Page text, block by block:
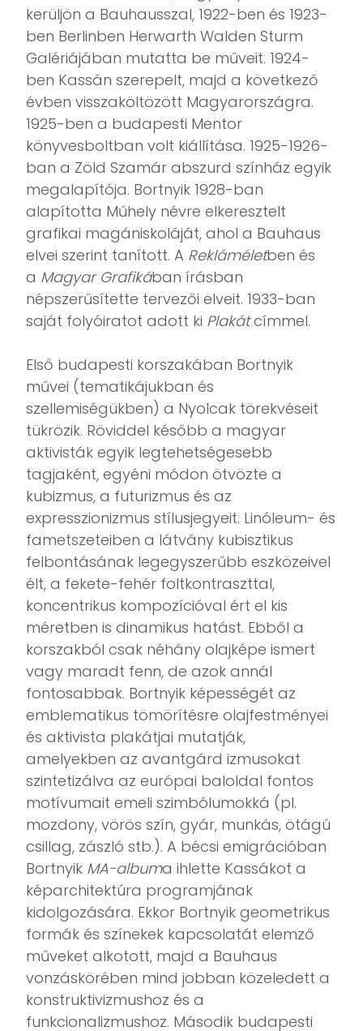
kerüljön a Bauhausszal, 1922-ben és 1923-
ben Berlinben Herwarth Walden Sturm
Galériájában mutatta be műveit. 1924-
ben Kassán szerepelt, majd a következő
évben visszaköltözött Magyarországra.
1925-ben a budapesti Mentor
könyvesboltban volt kiállítása. 1925-1926-
ban a Zöld Szamár abszurd színház egyik
megalapítója. Bortnyik 1928-ban
alapította Műhely névre elkeresztelt
grafikai magániskoláját, ahol a Bauhaus
elvei szerint tanított. A Rekláméletben és
a Magyar Grafikában írásban
népszerűsítette tervezői elveit. 1933-ban
saját folyóiratot adott ki Plakátcímmel.
Első budapesti korszakában Bortnyik
művei (tematikájukban és
szellemiségükben) a Nyolcak törekvéseit
tükrözik. Röviddel később a magyar
aktivisták egyik legtehetségesebb
tagjaként, egyéni módon ötvözte a
kubizmus, a futurizmus és az
expresszionizmus stílusjegyeit. Linóleum- és
fametszeteiben a látvány kubisztikus
felbontásának legegyszerűbb eszközeivel
élt, a fekete-fehér foltkontraszttal,
koncentrikus kompozícióval ért el kis
méretben is dinamikus hatást. Ebből a
korszakból csak néhány olajképe ismert
vagy maradt fenn, de azok annál
fontosabbak. Bortnyik képességét az
emblematikus tömörítésre olajfestményei
és aktivista plakátjai mutatják,
amelyekben az avantgárd izmusokat
szintetizálva az európai baloldal fontos
motívumait emeli szimbólumokká (pl.
mozdony, vörös szín, gyár, munkás, ötágú
csillag, zászló stb.). A bécsi emigrációban
Bortnyik MA-albuma ihlette Kassákot a
képarchitektúra programjának
kidolgozására. Ekkor Bortnyik geometrikus
formák és színekek kapcsolatát elemző
műveket alkotott, majd a Bauhaus
vonzáskörében mind jobban közeledett a
konstruktivizmushoz és a
funkcionalizmushoz. Második budapesti